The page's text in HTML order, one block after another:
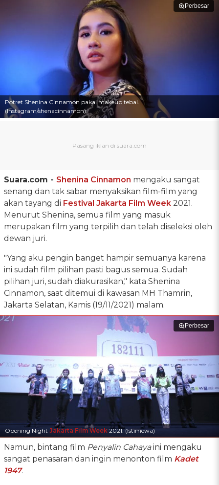
Perbesar
Potret Shenina Cinnamon pakai makeup tebal.
(Instagram/shenacinnamon)
Suara.com - Shenina Cinnamon mengaku sangat
senang dan tak sabar menyaksikan film-film yang
akan tayang di Festival Jakarta Film Week 2021.
Menurut Shenina, semua film yang masuk
merupakan film yang terpilih dan telah diseleksi oleh
dewan juri.
"Yang aku pengin banget hampir semuanya karena
ini sudah film pilihan pasti bagus semua. Sudah
pilihan juri, sudah diakurasikan," kata Shenina
Cinnamon, saat ditemui di kawasan MH Thamrin,
Jakarta Selatan, Kamis (19/11/2021) malam.
Perbesar
Opening Night Jakarta Film Week 2021. (Istimewa)
Namun, bintang film Penyalin Cahayaini mengaku
sangat penasaran dan ingin menonton film Kadet
1947.